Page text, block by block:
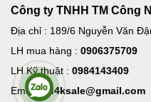
Công ty TNHH TM Công
Địa chỉ : 189/6 Nguyễn Văn
LH mua hàng : 0906375709
LH Kỹ thuật : 0984143409
Email:hd4ksale@gmail.com